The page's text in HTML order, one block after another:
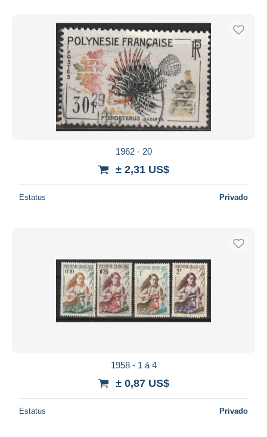
1962 - 20
± 2,31 US$
Estatus Privado
1958 - 1 à 4
± 0,87 US$
Estatus Privado